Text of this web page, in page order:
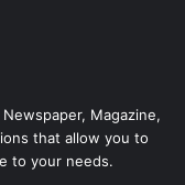
Magazine,
that allow you to
to your needs.